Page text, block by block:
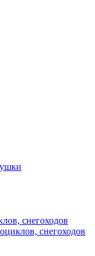
снегоходов
снегоходов